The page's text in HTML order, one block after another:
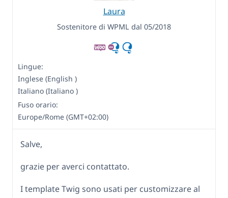
Laura
Sostenitore di WPML dal 05/2018
Lingue:
Inglese (English )
Italiano (Italiano )
Fuso orario:
Europe/Rome (GMT+02:00)
Salve,
grazie per averci contattato.
I template Twig sono usati per customizzare al